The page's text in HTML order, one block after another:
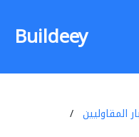
Buildeey
المقاوليين